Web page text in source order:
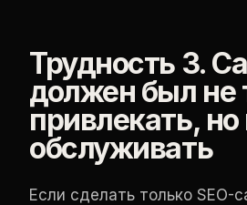
Трудность 3.
должен был не
привлекать, но
обслуживать
Если сделать только SEO-